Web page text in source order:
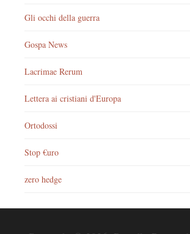
Gli occhi della guerra
Gospa News
Lacrimae Rerum
Lettera ai cristiani d'Europa
Ortodossi
Stop €uro
zero hedge